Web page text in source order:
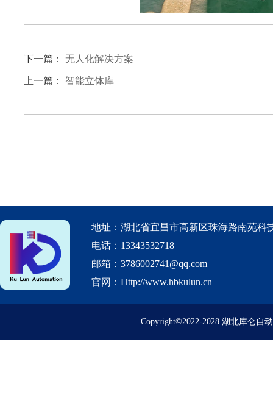
下一篇： 无人化解决方案
上一篇： 智能立体库
地址：湖北省宜昌市高新区珠海路南苑科
电话：13343532718
邮箱：3786002741@qq.com
官网：Http://www.hbkulun.cn
Copyright©2022-2028 湖北库仑自